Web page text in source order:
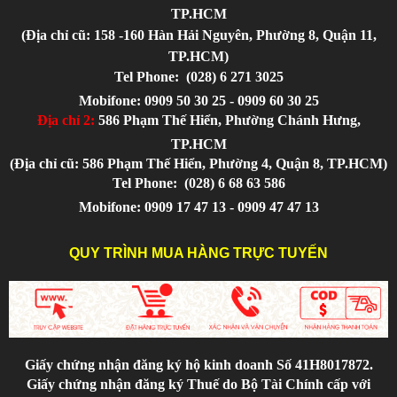
TP.HCM
(Địa chỉ cũ: 158 -160 Hàn Hải Nguyên, Phường 8, Quận 11,
TP.HCM)
Tel Phone: (028) 6 271 3025
Mobifone: 0909 50 30 25 - 0909 60 30 25
Địa chỉ 2: 586 Phạm Thế Hiển, Phường Chánh Hưng,
TP.HCM
(Địa chỉ cũ: 586 Phạm Thế Hiển, Phường 4, Quận 8, TP.HCM)
Tel Phone: (028) 6 68 63 586
Mobifone: 0909 17 47 13 - 0909 47 47 13
QUY TRÌNH MUA HÀNG TRỰC TUYẾN
Giấy chứng nhận đăng ký hộ kinh doanh Số 41H8017872.
Giấy chứng nhận đăng ký Thuế do Bộ Tài Chính cấp với